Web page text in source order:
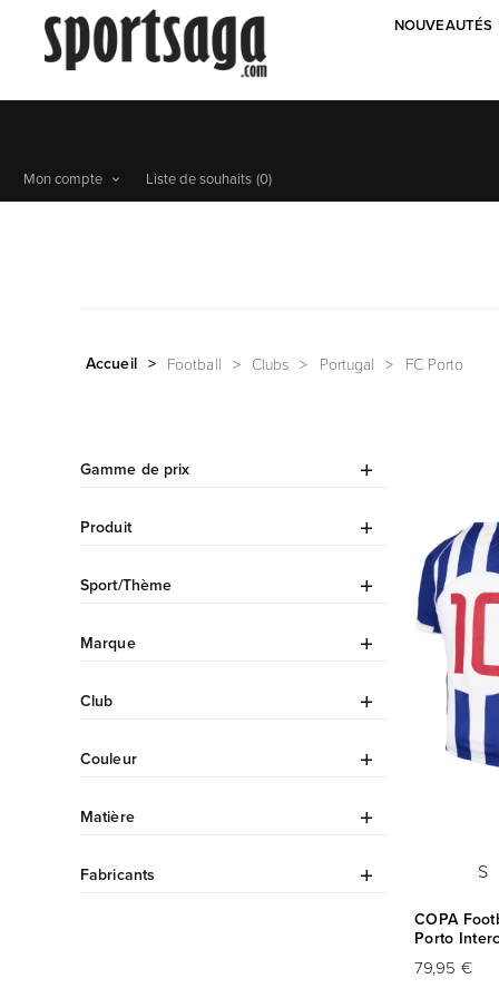
NOUVEAUTÉS
Mon compte Liste de souhaits (0)
Accueil > Football > Clubs > Portugal > FC Porto
S
COPA
Porto
79,95 €
Gamme de prix
Produit
Sport/Thème
Marque
Club
Couleur
Matière
Fabricants